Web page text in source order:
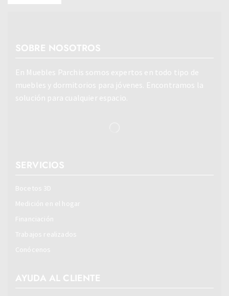
SOBRE NOSOTROS
En Muebles Parchis somos expertos en todo tipo de
muebles y dormitorios para jóvenes. Encontramos la
solución para cualquier espacio.
SERVICIOS
Bocetos 3D
Medición en el hogar
Financiación
Trabajos realizados
Conócenos
AYUDA AL CLIENTE